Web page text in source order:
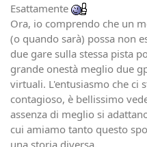
Esattamente
Ora, io comprendo che un
(o quando sarà) possa non
due gare sulla stessa pista
grande onestà meglio due
virtuali. L'entusiasmo che ci
contagioso, è bellissimo
assenza di meglio si
cui amiamo tanto questo
una storia diversa.